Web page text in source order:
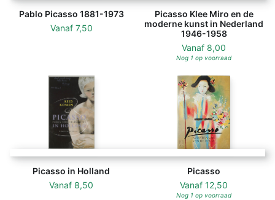
werkontwikkeling van de jaren 1920 tot het werk
afkomstig uit zijn laatste jaren, dat nog steeds getuigt
Pablo Picasso 1881-1973
Vanaf 7,50
Picasso Klee Miro en de
moderne kunst in Nederland
1946-1958
Vanaf 8,00
Nog 1 op voorraad
Picasso in Holland
Vanaf 8,50
Picasso
Vanaf 12,50
Nog 1 op voorraad